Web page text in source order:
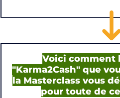
Voici comment
"Karma2Cash" que
la Masterclass vous
pour toute de